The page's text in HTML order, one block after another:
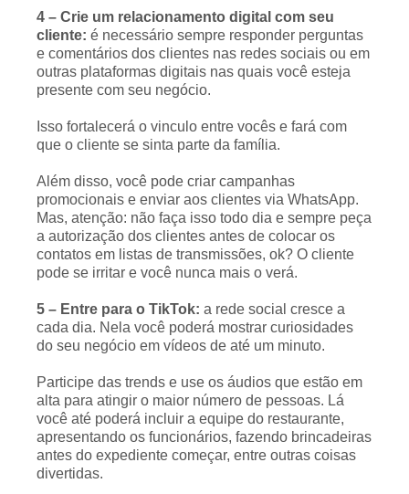
4 – Crie um relacionamento digital com seu
cliente: é necessário sempre responder perguntas
e comentários dos clientes nas redes sociais ou em
outras plataformas digitais nas quais você esteja
presente com seu negócio.
Isso fortalecerá o vinculo entre vocês e fará com
que o cliente se sinta parte da família.
Além disso, você pode criar campanhas
promocionais e enviar aos clientes via WhatsApp.
Mas, atenção: não faça isso todo dia e sempre peça
a autorização dos clientes antes de colocar os
contatos em listas de transmissões, ok? O cliente
pode se irritar e você nunca mais o verá.
5 – Entre para o TikTok: a rede social cresce a
cada dia. Nela você poderá mostrar curiosidades
do seu negócio em vídeos de até um minuto.
Participe das trends e use os áudios que estão em
alta para atingir o maior número de pessoas. Lá
você até poderá incluir a equipe do restaurante,
apresentando os funcionários, fazendo brincadeiras
antes do expediente começar, entre outras coisas
divertidas.